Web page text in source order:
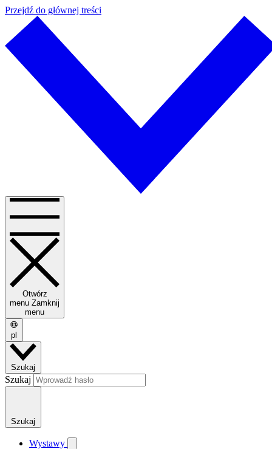
Przejdź do głównej treści
Otwórz
menu Zamknij
menu
pl
Szukaj
Szukaj
Szukaj
Wystawy